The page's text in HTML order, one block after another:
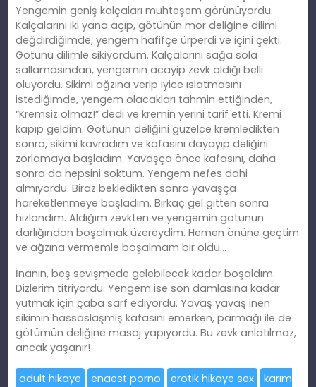
Yengemin geniş kalçaları muhteşem görünüyordu.
Kalçalarını iki yana açıp, götünün mor deliğine dilimi
değdirdiğimde, yengem hafifçe ürperdi ve içini çekti.
Götünü dilimle sikiyordum. Kalçalarını sağa sola
sallamasından, yengemin acayip zevk aldığı belli
oluyordu. Sikimi ağzına verip iyice ıslatmasını
istediğimde, yengem olacakları tahmin ettiğinden,
“Kremsiz olmaz!” dedi ve kremin yerini tarif etti. Kremi
kapıp geldim. Götünün deliğini güzelce kremledikten
sonra, sikimi kavradım ve kafasını dayayıp deliğini
zorlamaya başladım. Yavaşça önce kafasını, daha
sonra da hepsini soktum. Yengem nefes dahi
almıyordu. Biraz bekledikten sonra yavaşça
hareketlenmeye başladım. Birkaç gel gitten sonra
hızlandım. Aldığım zevkten ve yengemin götünün
darlığından boşalmak üzereydim. Hemen önüne geçtim
ve ağzına vermemle boşalmam bir oldu…
İnanın, beş sevişmede gelebilecek kadar boşaldım.
Dizlerim titriyordu. Yengem ise son damlasına kadar
yutmak için çaba sarf ediyordu. Yavaş yavaş inen
sikimin hassaslaşmış kafasını emerken, parmağı ile de
götümün deliğine masaj yapıyordu. Bu zevk anlatılmaz,
ancak yaşanır!
adult hikaye enaest porno erotik hikaye sex
karım